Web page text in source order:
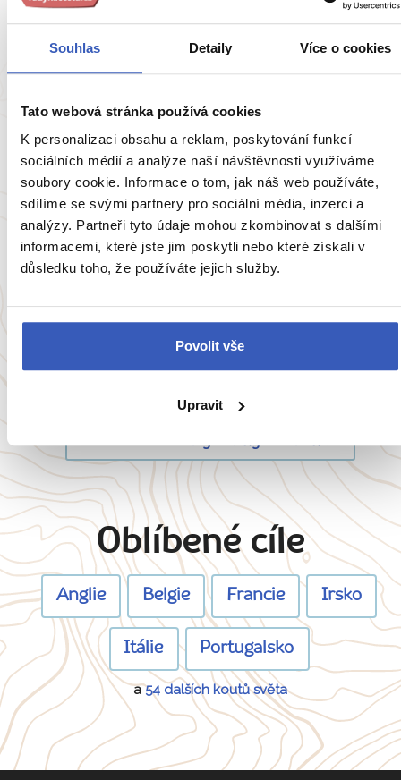
Souhlas Detaily Více o cookies
Tato webová stránka používá cookies
K personalizaci obsahu a reklam, poskytování funkcí
sociálních médií a analýze naší návštěvnosti využíváme
soubory cookie. Informace o tom, jak náš web používáte,
sdílíme se svými partnery pro sociální média, inzerci a
analýzy. Partneři tyto údaje mohou zkombinovat s dalšími
informacemi, které jste jim poskytli nebo které získali v
důsledku toho, že používáte jejich služby.
Povolit vše
Upravit
4414 přečtení
Oblíbená místa
do Švédska
Zobrazit všechny články o Dánsku
Oblíbené cíle
Anglie Belgie Francie Irsko
Itálie Portugalsko
a54 dalších koutů světa